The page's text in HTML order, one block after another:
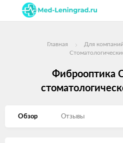
Главная
Для
Фиброоптика
Обзор Отзывы